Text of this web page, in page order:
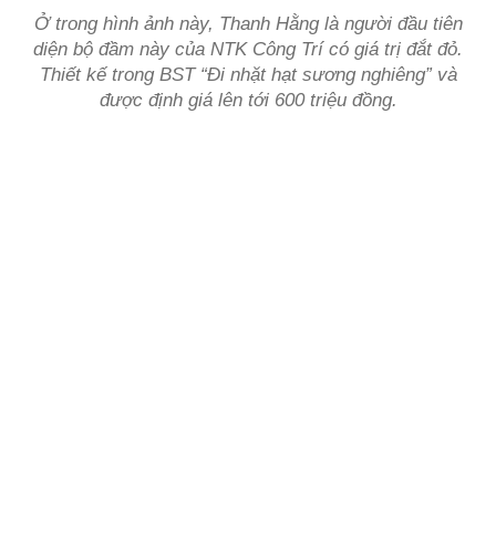
Ở trong hình ảnh này, Thanh Hằng là người đầu tiên
diện bộ đầm này của NTK Công Trí có giá trị đắt đỏ.
Thiết kế trong BST “Đi nhặt hạt sương nghiêng” và
được định giá lên tới 600 triệu đồng.